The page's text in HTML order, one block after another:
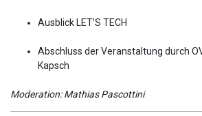
Ausblick LET'S TECH
Abschluss der Veranstaltung durch
Kapsch
Moderation: Mathias Pascottini